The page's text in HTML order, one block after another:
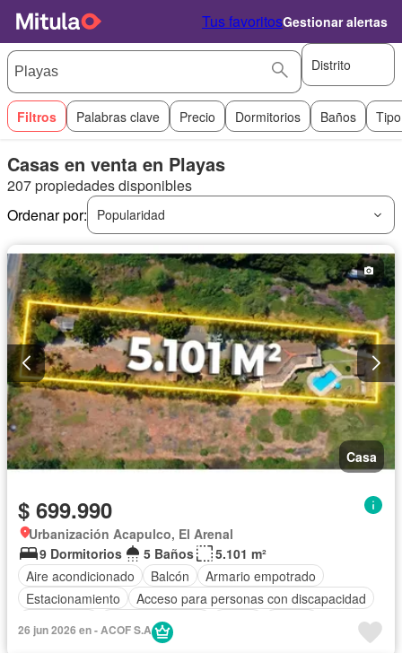
Tus favoritosGestionar alertas
Distrito
Filtros Palabras clave Precio Dormitorios Baños
Casas en venta en Playas
207 propiedades disponibles
Ordenar por:
Popularidad
Casa
$ 699.990
Urbanización Acapulco, El Arenal
9 Dormitorios
5 Baños
5.101 m²
Aire acondicionado
Balcón
Armario empotrado
Estacionamiento
Acceso para personas con discapacidad
Cocina equipada
Vista panorámica
Cuarto de servicio
26 jun 2026 en - ACOF S.A